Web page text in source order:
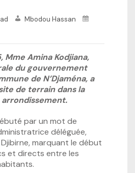
Mbodou Hassan
Mme Amina Kodjiana,
du gouvernement
de N’Djaména, a
de terrain dans la
arrondissement.
par un mot de
déléguée,
marquant le début
et directs entre les